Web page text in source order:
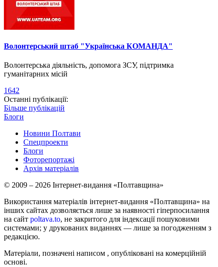
Волонтерський штаб "Українська КОМАНДА"
Волонтерська діяльність, допомога ЗСУ, підтримка
гуманітарних місій
1642
Останні публікації:
Більше публікацій
Блоги
Новини Полтави
Спецпроекти
Блоги
Фоторепортажі
Архів матеріалів
© 2009 – 2026 Інтернет-видання «Полтавщина»
Використання матеріалів інтернет-видання «Полтавщина» на
інших сайтах дозволяється лише за наявності гіперпосилання
на сайт poltava.to, не закритого для індексації пошуковими
системами; у друкованих виданнях — лише за погодженням з
редакцією.
Матеріали, позначені написом , опубліковані на комерційній
основі.